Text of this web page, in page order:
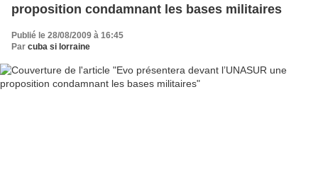
proposition condamnant les bases militaires
Publié le 28/08/2009 à 16:45
Par cuba si lorraine